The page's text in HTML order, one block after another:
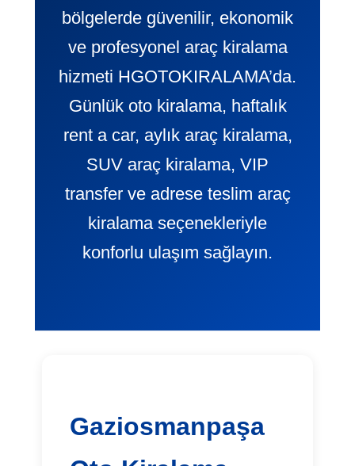
bölgelerde güvenilir, ekonomik
ve profesyonel araç kiralama
hizmeti HGOTOKIRALAMA’da.
Günlük oto kiralama, haftalık
rent a car, aylık araç kiralama,
SUV araç kiralama, VIP
transfer ve adrese teslim araç
kiralama seçenekleriyle
konforlu ulaşım sağlayın.
Gaziosmanpaşa